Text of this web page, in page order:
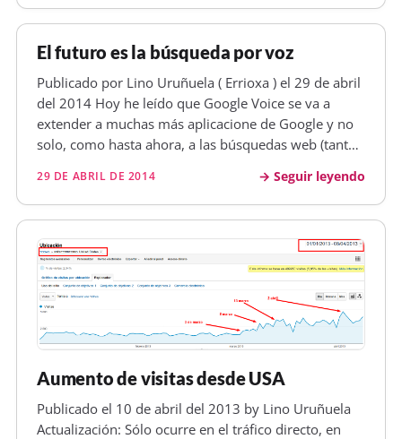
ganar dinero" y cosas así y que no d…
El futuro es la búsqueda por voz
Publicado por Lino Uruñuela ( Errioxa ) el 29 de abril
del 2014 Hoy he leído que Google Voice se va a
extender a muchas más aplicacione de Google y no
solo, como hasta ahora, a las búsquedas web (tanto
sobremesa). En la cuestión de la búsqueda por voz,
en vez de escribién…
29 DE ABRIL DE 2014 Seguir leyendo
Aumento de visitas desde USA
Publicado el 10 de abril del 2013 by Lino Uruñuela
Actualización: Sólo ocurre en el tráfico directo, en